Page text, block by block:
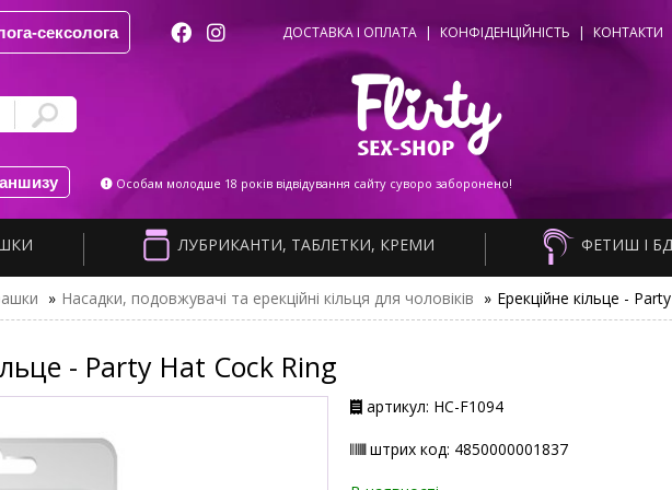
сексолога ДОСТАВКА І ОПЛАТА | КОНФІДЕНЦІЙНІСТЬ | КОНТАКТИ
Особам молодше 18 років відвідування сайту суворо заборонено!
ЛУБРИКАНТИ, ТАБЛЕТКИ, КРЕМИ ФЕТИШ І
» Насадки, подовжувачі та ерекційні кільця для чоловіків » Ерекційне кільце -
- Party Hat Cock Ring
артикул: НС-F1094
штрих код: 4850000001837